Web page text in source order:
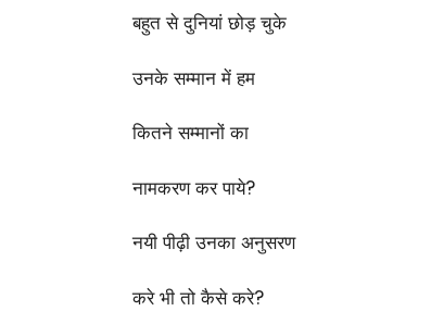
बहुत से दुनियां छोड़ चुके
उनके सम्मान में हम
कितने सम्मानों का
नामकरण कर पाये?
नयी पीढ़ी उनका अनुसरण
करे भी तो कैसे करे?